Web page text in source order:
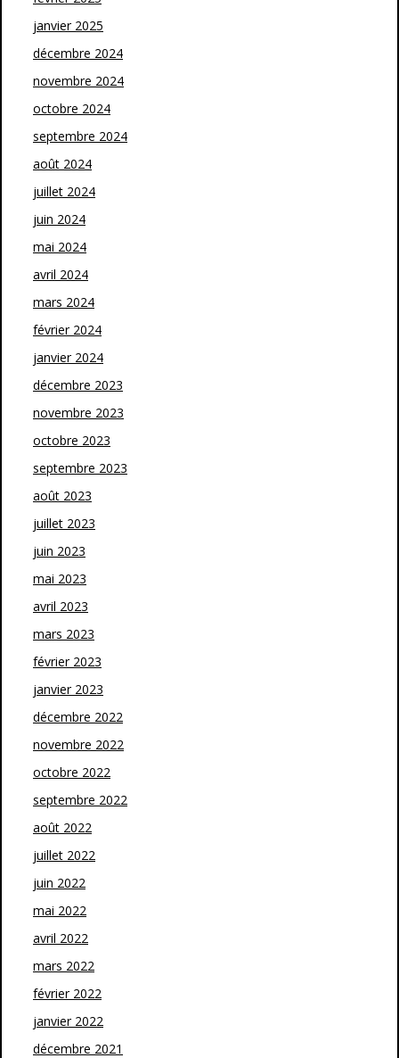
janvier 2025
décembre 2024
novembre 2024
octobre 2024
septembre 2024
août 2024
juillet 2024
juin 2024
mai 2024
avril 2024
mars 2024
février 2024
janvier 2024
décembre 2023
novembre 2023
octobre 2023
septembre 2023
août 2023
juillet 2023
juin 2023
mai 2023
avril 2023
mars 2023
février 2023
janvier 2023
décembre 2022
novembre 2022
octobre 2022
septembre 2022
août 2022
juillet 2022
juin 2022
mai 2022
avril 2022
mars 2022
février 2022
janvier 2022
décembre 2021